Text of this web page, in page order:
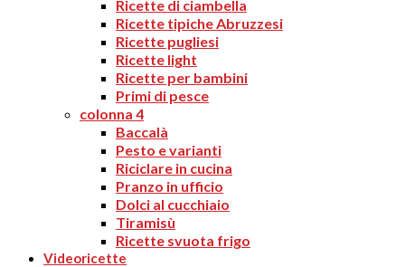
Ricette di ciambella
Ricette tipiche Abruzzesi
Ricette pugliesi
Ricette light
Ricette per bambini
Primi di pesce
colonna 4
Baccalà
Pesto e varianti
Riciclare in cucina
Pranzo in ufficio
Dolci al cucchiaio
Tiramisù
Ricette svuota frigo
Videoricette